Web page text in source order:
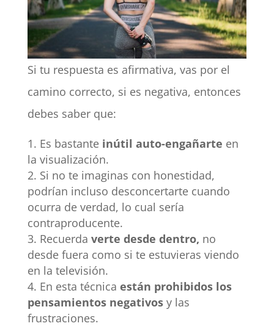
Si tu respuesta es afirmativa, vas por el
camino correcto, si es negativa, entonces
debes saber que:
Es bastante inútil auto-engañarte en
la visualización.
Si no te imaginas con honestidad,
podrían incluso desconcertarte cuando
ocurra de verdad, lo cual sería
contraproducente.
Recuerda verte desde dentro, no
desde fuera como si te estuvieras viendo
en la televisión.
En esta técnica están prohibidos los
pensamientos negativosy las
frustraciones.